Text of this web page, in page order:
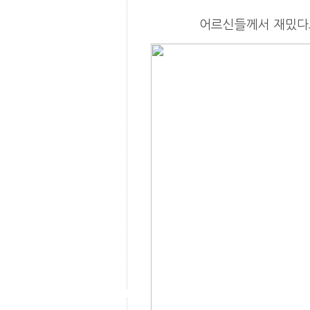
어르신들께서 재밌다고